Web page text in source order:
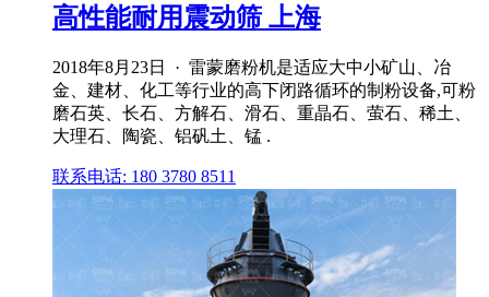
高性能耐用震动筛 上海
2018年8月23日 · 雷蒙磨粉机是适应大中小矿山、冶
金、建材、化工等行业的高下闭路循环的制粉设备,可粉
磨石英、长石、方解石、滑石、重晶石、萤石、稀土、
大理石、陶瓷、铝矾土、锰 .
联系电话: 180 3780 8511